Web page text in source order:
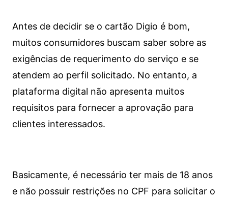
Antes de decidir se o cartão Digio é bom,
muitos consumidores buscam saber sobre as
exigências de requerimento do serviço e se
atendem ao perfil solicitado. No entanto, a
plataforma digital não apresenta muitos
requisitos para fornecer a aprovação para
clientes interessados.
Basicamente, é necessário ter mais de 18 anos
e não possuir restrições no CPF para solicitar o